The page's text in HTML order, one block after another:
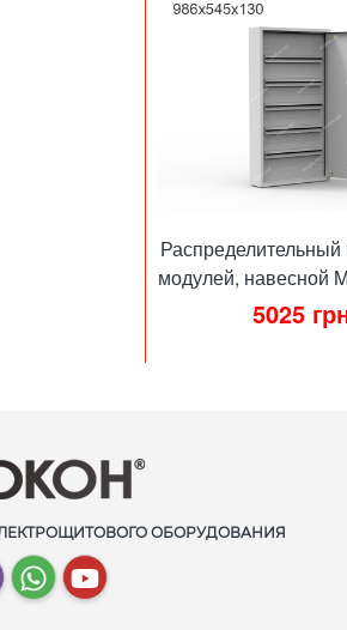
модулей, навесной
5025
ОБОРУДОВАНИЯ